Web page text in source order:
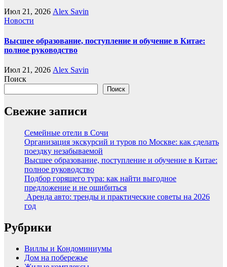
Июл 21, 2026 Alex Savin
Новости
Высшее образование, поступление и обучение в Китае:
полное руководство
Июл 21, 2026 Alex Savin
Поиск
Поиск
Свежие записи
Семейные отели в Сочи
Организация экскурсий и туров по Москве: как сделать
поездку незабываемой
Высшее образование, поступление и обучение в Китае:
полное руководство
Подбор горящего тура: как найти выгодное
предложение и не ошибиться
Аренда авто: тренды и практические советы на 2026
год
Рубрики
Виллы и Кондоминиумы
Дом на побережье